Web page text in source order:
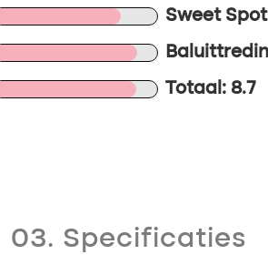
Sweet
Totaal: 8.7
03. Specificaties